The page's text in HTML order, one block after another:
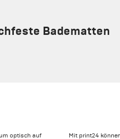
Badematten
optisch auf Mit print24